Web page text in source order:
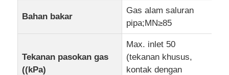
Bahan bakar
Gas alam saluran
pipa;MN≥85
Tekanan pasokan gas
((kPa)
Max. inlet 50
(tekanan khusus,
kontak dengan